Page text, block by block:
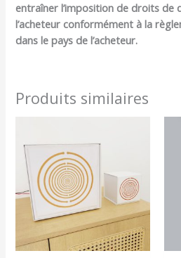
entraîner l’imposition de droits de
l’acheteur conformément à la
dans le pays de l’acheteur.
Produits similaires